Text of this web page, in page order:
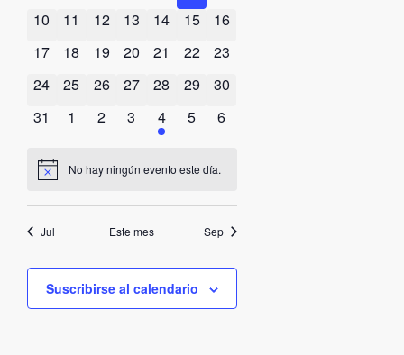
0 eventos
10 0 eventos
11 0 eventos
12 0 eventos
13 0 eventos
14 0 eventos
15 0 eventos
16
0 eventos
17 0 eventos
18 0 eventos
19 0 eventos
20 0 eventos
21 0 eventos
22 0 eventos
23
0 eventos
24 0 eventos
25 0 eventos
26 0 eventos
27 0 eventos
28 0 eventos
29 0 eventos
30
0 eventos
31 0 eventos
1 0 eventos
2 0 eventos
3 3 eventos
4 0 eventos
5 0 eventos
6
Aviso No hay ningún evento este día.
Jul Este mes Sep
Suscribirse al calendario